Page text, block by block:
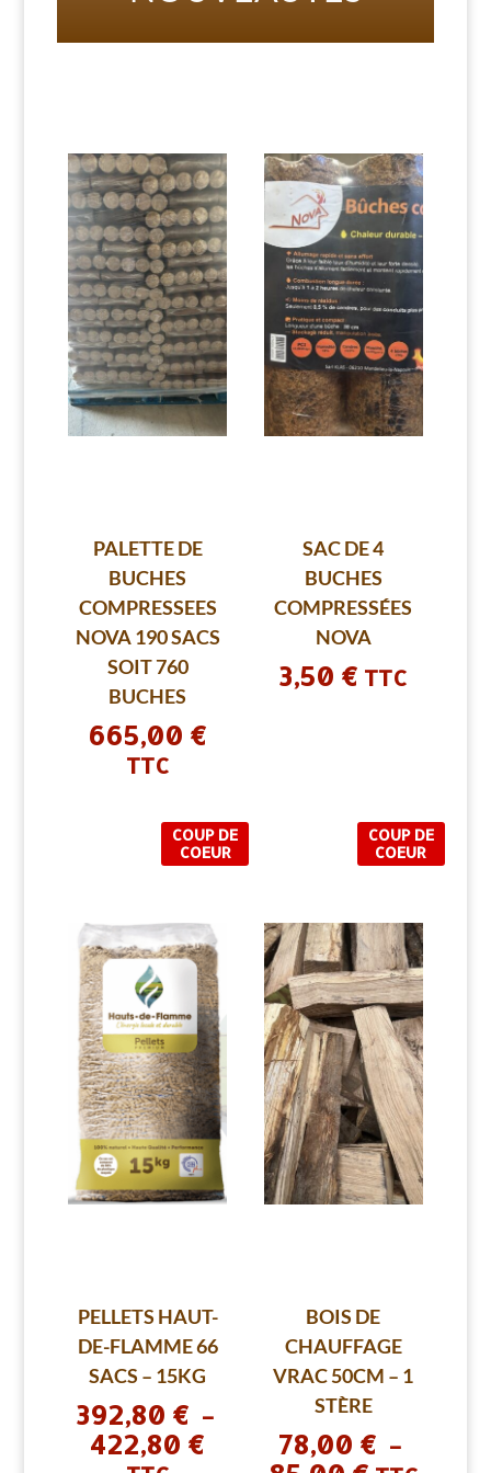
PALETTE DE
BUCHES
COMPRESSEES
NOVA 190 SACS
SOIT 760
BUCHES
665,00 €
TTC
SAC DE 4
BUCHES
COMPRESSÉES
NOVA
3,50 € TTC
COUP DE
COEUR
PELLETS HAUT-
DE-FLAMME 66
SACS – 15KG
392,80 € –
422,80 €
COUP DE
COEUR
BOIS DE
CHAUFFAGE
VRAC 50CM – 1
STÈRE
78,00 € –